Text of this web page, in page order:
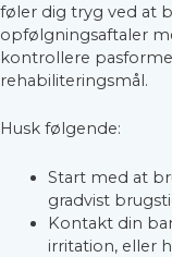
føler dig tryg ved at
opfølgningsaftaler
kontrollere
rehabiliteringsmål.
Husk følgende:
Start med at
gradvist
Kontakt din
irritation, eller